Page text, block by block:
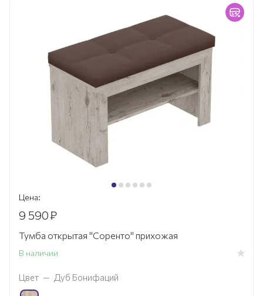
Цена:
9 590₽
Тумба открытая "Соренто" прихожая
В наличии
Цвет — Дуб Бонифаций